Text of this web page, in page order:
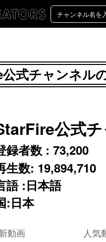
式チャンネル
公式
録者数 : 73,200
生数: 19,894,710
語 :日本語
:日本
動画 人気